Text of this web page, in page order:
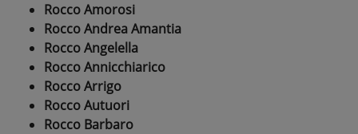
Rocco Amorosi
Rocco Andrea Amantia
Rocco Angelella
Rocco Annicchiarico
Rocco Arrigo
Rocco Autuori
Rocco Barbaro